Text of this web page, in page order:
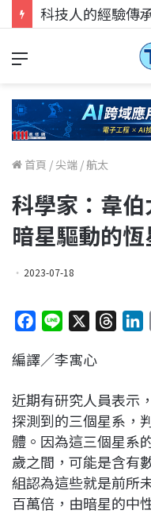
首頁 /尖端 /航太
科學家：韋
暗星驅動的恆
2023-07-18
c
b
o
o
k
n
a
d
s
e
d
I
n
編譯／李寓心
近期有研究人員表示
探測到的三個星系，
體。因為這三個星系
歲之間，可能是含有
組認為這些就是前所
百萬倍，由暗星的中